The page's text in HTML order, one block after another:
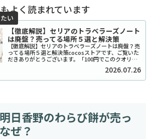
よく読まれています
【徹底解説】セリアのトラベラーズノート
は廃盤？売ってる場所５選と解決策
【徹底解説】セリアのトラベラーズノートは廃盤？売
ってる場所５選と解決策cocosストアです、ご覧いた
だきありがとうございます。「100円でこのクオリテ
ベラーズノート風リフィルやカバーですが、...2026.07.26
日香野のわらび餅が売っ
ぜ？